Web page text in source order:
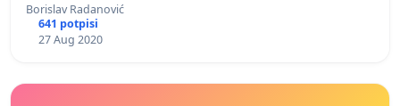
Borislav Radanović
641 potpisi
27 Aug 2020